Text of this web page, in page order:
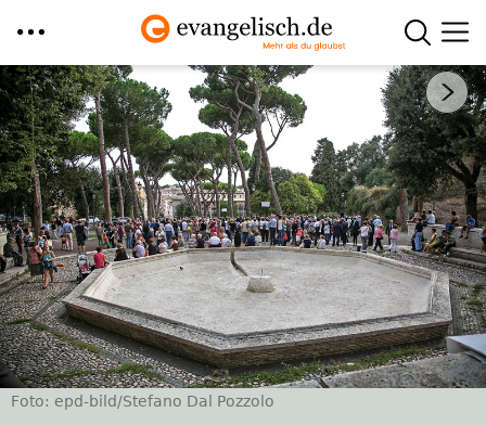
Direkt
zum
Inhalt
Nächstes Bild
Foto: epd-bild/Stefano Dal Pozzolo